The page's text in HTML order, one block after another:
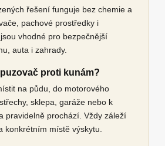
řešení funguje bez chemie a
pachové prostředky i
vhodné pro bezpečnější
auta i zahrady.
proti kunám?
na půdu, do motorového
sklepa, garáže nebo k
pravidelně prochází. Vždy záleží
konkrétním místě výskytu.